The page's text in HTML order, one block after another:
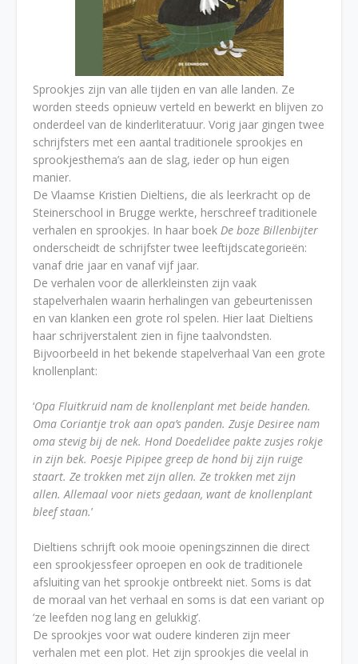
Sprookjes zijn van alle tijden en van alle landen. Ze
worden steeds opnieuw verteld en bewerkt en blijven zo
onderdeel van de kinderliteratuur. Vorig jaar gingen twee
schrijfsters met een aantal traditionele sprookjes en
sprookjesthema’s aan de slag, ieder op hun eigen
manier.
De Vlaamse Kristien Dieltiens, die als leerkracht op de
Steinerschool in Brugge werkte, herschreef traditionele
verhalen en sprookjes. In haar boek De boze Billenbijter
onderscheidt de schrijfster twee leeftijdscategorieën:
vanaf drie jaar en vanaf vijf jaar.
De verhalen voor de allerkleinsten zijn vaak
stapelverhalen waarin herhalingen van gebeurtenissen
en van klanken een grote rol spelen. Hier laat Dieltiens
haar schrijverstalent zien in fijne taalvondsten.
Bijvoorbeeld in het bekende stapelverhaal Van een grote
knollenplant:
‘Opa Fluitkruid nam de knollenplant met beide handen.
Oma Coriantje trok aan opa’s panden. Zusje Desiree nam
oma stevig bij de nek. Hond Doedelidee pakte zusjes rokje
in zijn bek. Poesje Pipipee greep de hond bij zijn ruige
staart. Ze trokken met zijn allen. Ze trokken met zijn
allen. Allemaal voor niets gedaan, want de knollenplant
bleef staan.’
Dieltiens schrijft ook mooie openingszinnen die direct
een sprookjessfeer oproepen en ook de traditionele
afsluiting van het sprookje ontbreekt niet. Soms is dat
de moraal van het verhaal en soms is dat een variant op
‘ze leefden nog lang en gelukkig’.
De sprookjes voor wat oudere kinderen zijn meer
verhalen met een plot. Het zijn sprookjes die veelal in